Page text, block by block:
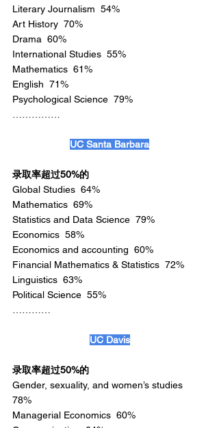
Literary Journalism  54%
Art History  70%
Drama  60%
International Studies  55%
Mathematics  61%
English  71%
Psychological Science  79%
UC Santa Barbara
录取率超过50%的
Global Studies  64%
Mathematics  69%
Statistics and Data Science  79%
Economics  58%
Economics and accounting  60%
Financial Mathematics & Statistics  72%
Linguistics  63%
Political Science  55%
UC Davis
录取率超过50%的
Gender, sexuality, and women’s studies
78%
Managerial Economics  60%